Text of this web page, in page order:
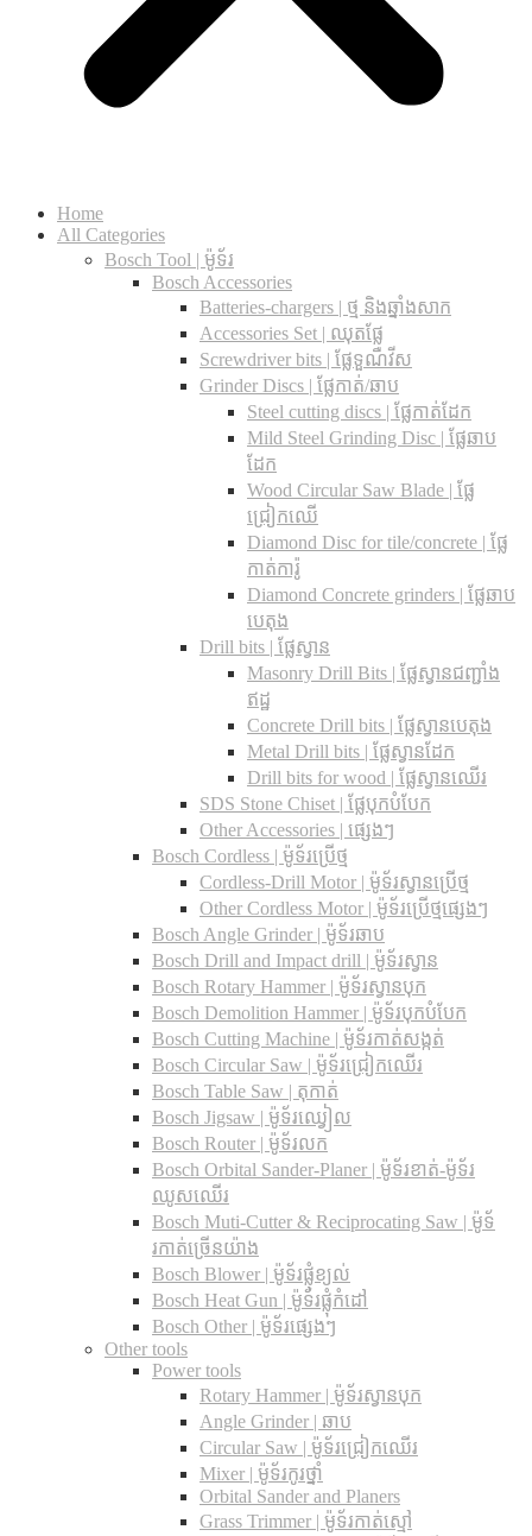
Home
All Categories
Bosch Tool | ម៉ូទ័រ
Bosch Accessories
Batteries-chargers | ថ្ម និងឆ្នាំងសាក
Accessories Set | ឈុតផ្លែ
Screwdriver bits | ផ្លែទួណឺវីស
Grinder Discs |​ ផ្លែកាត់/ឆាប
Steel cutting discs |​ ផ្លែកាត់ដែក
Mild Steel Grinding Disc | ផ្លែឆាប
ដែក
Wood Circular Saw Blade | ផ្លែ
ជ្រៀកឈើ
Diamond Disc for tile/concrete​ | ផ្លែ
កាត់ការ៉ូ
Diamond Concrete grinders | ផ្លែឆាប
បេតុង
Drill bits |​ ផ្លែស្វាន
Masonry Drill Bits |​ ផ្លែស្វានជញ្ជាំង
ឥដ្ឋ
Concrete Drill bits |​ ផ្លែស្វានបេតុង
Metal Drill bits |​ ផ្លែស្វានដែក
Drill bits for wood |​ ផ្លែស្វានឈើរ
SDS Stone Chiset |​ ផ្លែបុកបំបែក
Other Accessories | ផ្សេងៗ
Bosch Cordless | ម៉ូទ័រប្រើថ្ម
Cordless-Drill Motor | ម៉ូទ័រស្វានប្រើថ្ម
Other Cordless Motor | ម៉ូទ័រប្រើថ្មផ្សេងៗ
Bosch Angle Grinder | ម៉ូទ័រឆាប
Bosch Drill and Impact drill | ម៉ូទ័រស្វាន
Bosch Rotary Hammer | ម៉ូទ័រស្វានបុក
Bosch Demolition Hammer | ម៉ូទ័របុកបំបែក
Bosch Cutting Machine | ម៉ូទ័រកាត់សង្កត់
Bosch Circular Saw | ម៉ូទ័រជ្រៀកឈើរ
Bosch Table Saw | តុកាត់
Bosch Jigsaw | ម៉ូទ័រឈ្វៀល
Bosch Router | ម៉ូទ័រលក
Bosch Orbital Sander-Planer​ | ម៉ូទ័រខាត់-ម៉ូទ័រ
ឈូសឈើរ
Bosch Muti-Cutter & Reciprocating Saw​ | ម៉ូទ័
រកាត់ច្រើនយ៉ាង
Bosch Blower | ម៉ូទ័រផ្លុំខ្យល់
Bosch Heat Gun | ម៉ូទ័រផ្លុំកំដៅ
Bosch Other | ម៉ូទ័រផ្សេងៗ
Other tools
Power tools
Rotary Hammer | ម៉ូទ័រស្វានបុក
Angle Grinder | ឆាប
Circular Saw​ | ម៉ូទ័រជ្រៀកឈើរ
Mixer | ម៉ូទ័រកូរថ្នាំ
Orbital Sander and Planers
Grass Trimmer | ម៉ូទ័រកាត់ស្មៅ